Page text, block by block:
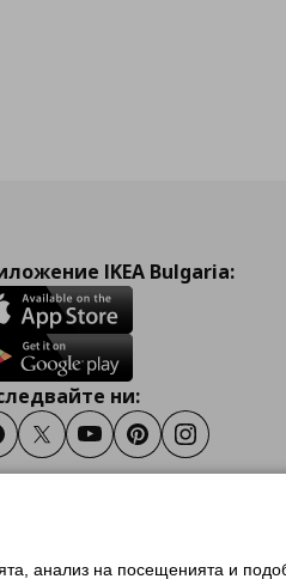
IKEA Bulgaria:
ни:
TwitterYoutubePinterestInstagram
анализ на посещенията и